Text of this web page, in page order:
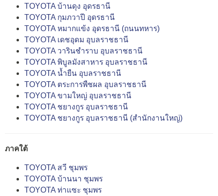
TOYOTA บ้านดุง อุดรธานี
TOYOTA กุมภวาปี อุดรธานี
TOYOTA หมากแข้ง อุดรธานี (ถนนทหาร)
TOYOTA เดชอุดม อุบลราชธานี
TOYOTA วารินชำราบ อุบลราชธานี
TOYOTA พิบูลมังสาหาร อุบลราชธานี
TOYOTA น้ำยืน อุบลราชธานี
TOYOTA ตระการพืชผล อุบลราชธานี
TOYOTA ขามใหญ่ อุบลราชธานี
TOYOTA ชยางกูร อุบลราชธานี
TOYOTA ชยางกูร อุบลราชธานี (สำนักงานใหญ่)
ภาคใต้
TOYOTA สวี ชุมพร
TOYOTA บ้านนา ชุมพร
TOYOTA ท่าแซะ ชุมพร